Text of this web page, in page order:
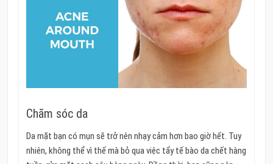
Chăm sóc da
Da mặt bạn có mụn sẽ trở nên nhạy cảm hơn bao giờ hết. Tuy
nhiên, không thể vì thế mà bỏ qua việc tẩy tế bào da chết hàng